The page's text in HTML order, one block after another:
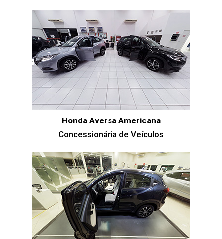
Honda Aversa Americana
Concessionária de Veículos